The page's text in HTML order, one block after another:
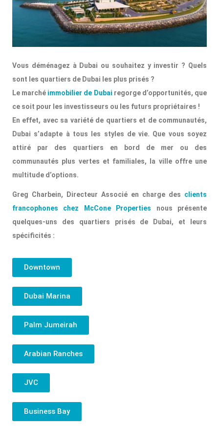
Vous déménagez à Dubai ou souhaitez y investir ? Quels
sont les quartiers de Dubai les plus prisés ?
Le marché immobilier de Dubai regorge d’opportunités, que
ce soit pour les investisseurs ou les futurs propriétaires !
En effet, avec sa variété de quartiers et de communautés,
Dubai s’adapte à tous les styles de vie. Que vous soyez
attiré par des quartiers en bord de mer ou des
communautés plus vertes et familiales, la ville offre une
multitude d’options.
Greg Charbein, Directeur Associé en charge des clients
francophones chez McCone Properties nous présente
quelques-uns des quartiers prisés de Dubai, et leurs
spécificités :
Downtown
Dubai Marina
Palm Jumeirah
Arabian Ranches
JVC
Business Bay